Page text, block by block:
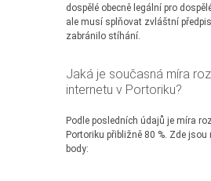
dospělé obecně legální pro
ale musí splňovat zvláštní
zabránilo stíhání.
Jaká je současná míra
internetu v Portoriku?
Podle posledních údajů je míra
Portoriku přibližně 80 %. Zde jsou
body: